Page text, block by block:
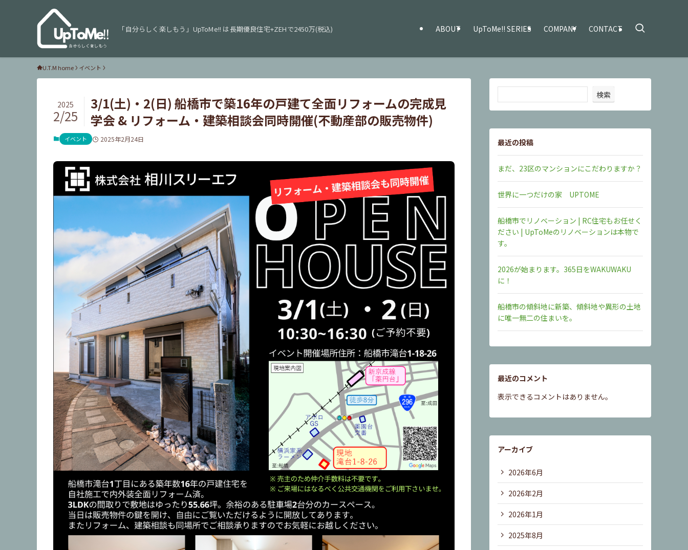
「自分らしく楽しもう」UpToMe!! は長期優良住宅+ZEHで2450万(税込) ABOUT UpToMe!! SERIES COMPANY CONTACT
U.T.M home イベント
3/1(土)・2(日) 船橋市で築16年の戸建て全面リフォームの完成見
学会 & リフォーム・建築相談会同時開催(不動産部の販売物件)
2025
2/25
イベント 2025年2月24日
検索
最近の投稿
まだ、23区のマンションにこだわりますか？
世界に一つだけの家 UPTOME
船橋市でリノベーション | RC住宅もお任せく
ださい | UpToMeのリノベーションは本物で
す。
2026が始まります。365日をWAKUWAKU
に！
船橋市の傾斜地に新築、傾斜地や異形の土地
に唯一無二の住まいを。
最近のコメント
表示できるコメントはありません。
アーカイブ
2026年6月
2026年2月
2026年1月
2025年8月